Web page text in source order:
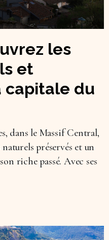
les
et
capitale du
dans le Massif Central,
préservés et un
riche passé. Avec ses